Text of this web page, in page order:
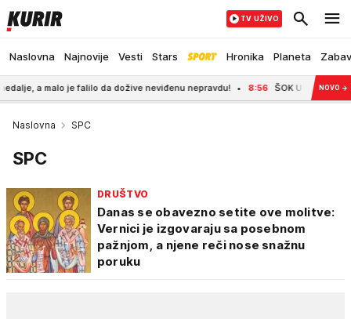
Naslovna Najnovije Vesti Stars Hronika Planeta
TV UŽIVO
je falilo da dožive neviđenu nepravdu! 8:56 ŠOK U EMISIJI UŽIVO!NOVO →
Naslovna SPC
SPC
DRUŠTVO
Danas se obavezno setite ove molitve:
Vernici je izgovaraju sa posebnom
pažnjom, a njene reči nose snažnu
poruku